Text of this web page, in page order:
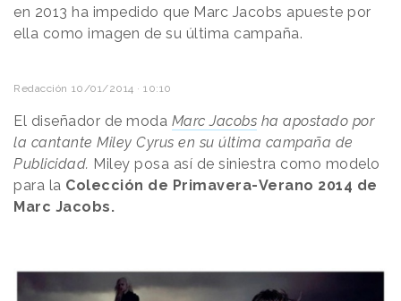
en 2013 ha impedido que Marc Jacobs apueste por
ella como imagen de su última campaña.
Redacción 10/01/2014 · 10:10
El diseñador de moda Marc Jacobs ha apostado por
la cantante Miley Cyrus en su última campaña de
Publicidad. Miley posa así de siniestra como modelo
para la Colección de Primavera-Verano 2014 de
Marc Jacobs.